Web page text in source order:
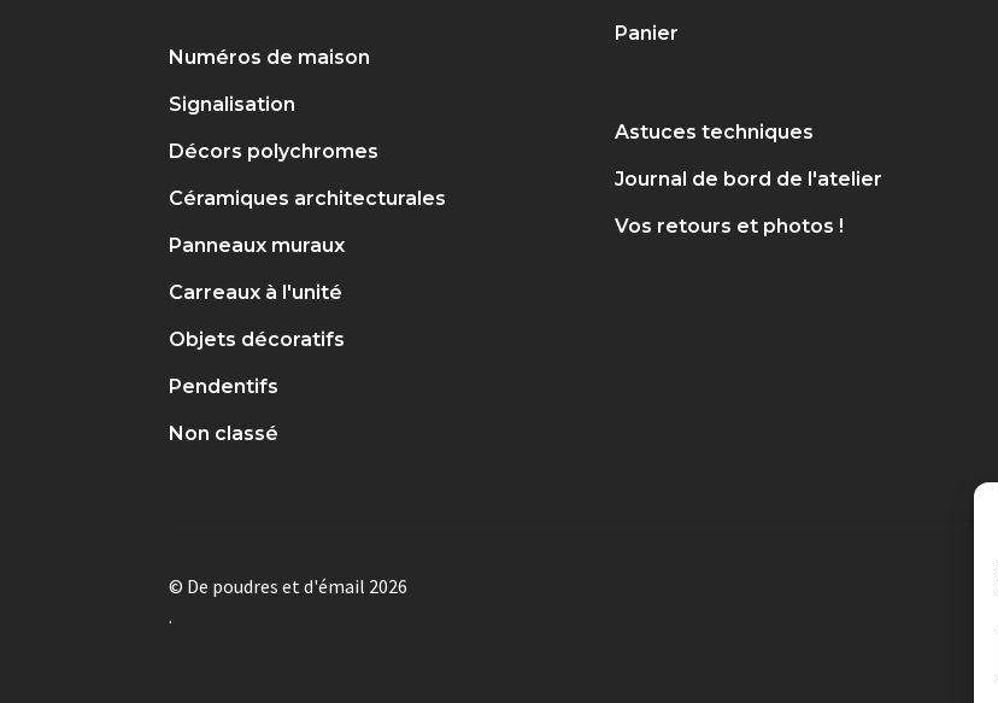
Numéros de maison
Signalisation
Décors polychromes
Céramiques architecturales
Panneaux muraux
Carreaux à l'unité
Objets décoratifs
Pendentifs
Non classé
Panier
Astuces techniques
Journal de bord de l'atelier
Vos retours et photos !
© De poudres et d'émail 2026
.